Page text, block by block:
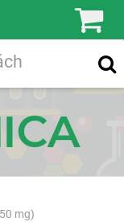
mg)